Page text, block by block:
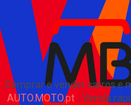
Comprar e vender carros e
AUTO.MOTO.pt- Venda